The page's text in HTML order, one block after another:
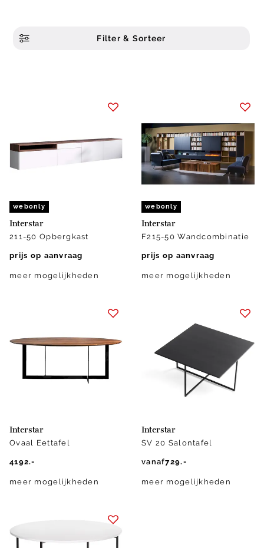
Filter & Sorteer
webonly
Interstar
211-50 Opbergkast
prijs op aanvraag
meer mogelijkheden
webonly
Interstar
F215-50 Wandcombinatie
prijs op aanvraag
meer mogelijkheden
Interstar
Ovaal Eettafel
4192.-
meer mogelijkheden
Interstar
SV 20 Salontafel
vanaf729.-
meer mogelijkheden